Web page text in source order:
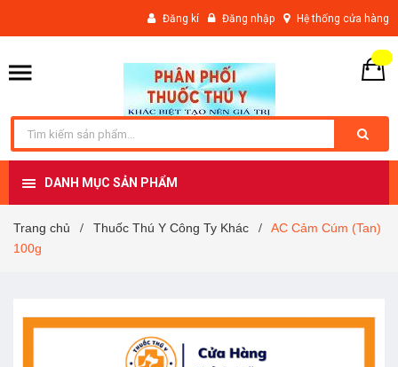
Đăng kí Đăng nhập Hệ thống cửa hàng
DANH MỤC SẢN PHẨM
Trang chủ / Thuốc Thú Y Công Ty Khác /
AC Cảm Cúm (Tan)
100g